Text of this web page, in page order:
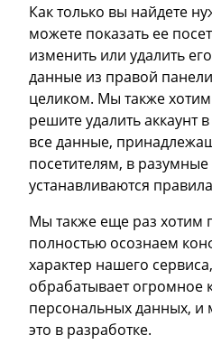
Как только вы найдете
можете показать ее
изменить или удалить
данные из правой
целиком. Мы также
решите удалить аккаунт
все данные,
посетителям, в
устанавливаются
Мы также еще раз хотим
полностью осознаем
характер нашего
обрабатывает огромное
персональных данных, и
это в разработке.